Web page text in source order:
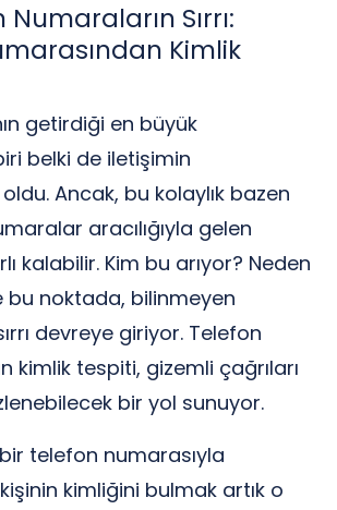
Sırrı:
Kimlik
getirdiği en büyük
belki de iletişimin
Ancak, bu kolaylık bazen
aracılığıyla gelen
kalabilir. Kim bu arıyor? Neden
bu noktada, bilinmeyen
devreye giriyor. Telefon
kimlik tespiti, gizemli çağrıları
bir yol sunuyor.
telefon numarasıyla
kimliğini bulmak artık o